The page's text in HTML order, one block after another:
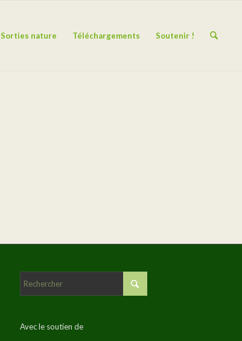
Sorties nature Téléchargements Soutenir !
Avec le soutien de